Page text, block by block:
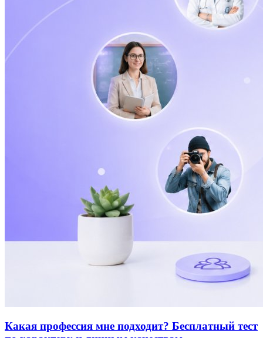
Какая профессия мне подходит? Бесплатный тест